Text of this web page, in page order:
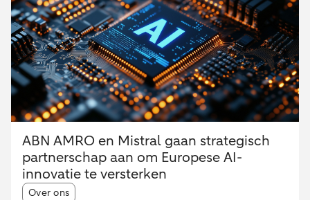
ABN AMRO en Mistral gaan strategisch
partnerschap aan om Europese AI-
innovatie te versterken
Article tags:
Over ons